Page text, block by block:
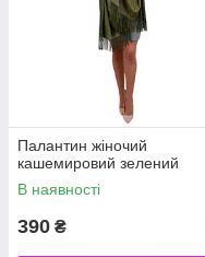
Палантин жіночий
кашемировий зелений
В наявності
390 ₴